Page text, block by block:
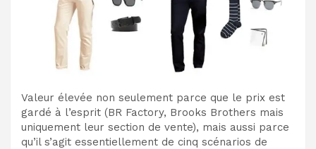
Valeur élevée non seulement parce que le prix est
gardé à l’esprit (BR Factory, Brooks Brothers mais
uniquement leur section de vente), mais aussi parce
qu’il s’agit essentiellement de cinq scénarios de